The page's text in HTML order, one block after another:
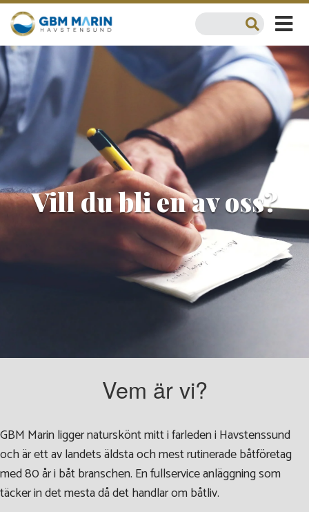
Vill du bli en av oss?
Vem är vi?
GBM Marin ligger naturskönt mitt i farleden i Havstenssund
och är ett av landets äldsta och mest rutinerade båtföretag
med 80 år i båt branschen. En fullservice anläggning som
täcker in det mesta då det handlar om båtliv.